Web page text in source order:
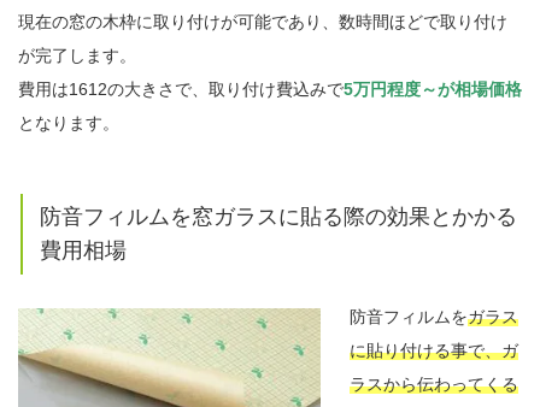
現在の窓の木枠に取り付けが可能であり、数時間ほどで取り付け
が完了します。
費用は1612の大きさで、取り付け費込みで5万円程度～が相場価格
となります。
防音フィルムを窓ガラスに貼る際の効果とかかる
費用相場
防音フィルムをガラス
に貼り付ける事で、ガ
ラスから伝わってくる